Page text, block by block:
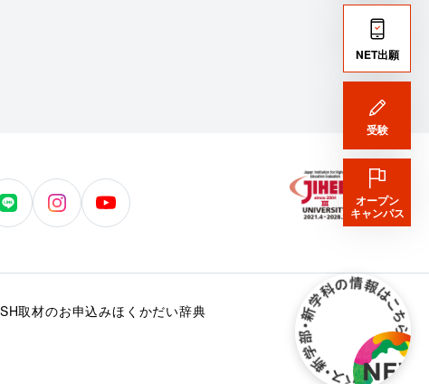
NET出願
受験
オープン
キャンパス
北
科
学
北
科
学
北
科
学
取材のお申込みほくかだい辞典